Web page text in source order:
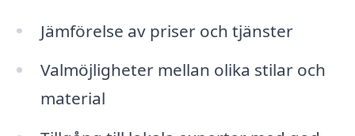
Jämförelse av priser och tjänster
Valmöjligheter mellan olika stilar och
material